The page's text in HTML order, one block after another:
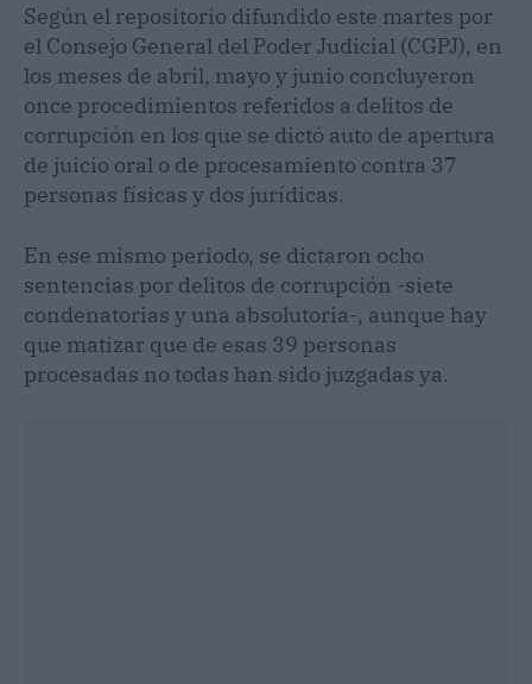
Según el repositorio difundido este martes por
el Consejo General del Poder Judicial (CGPJ), en
los meses de abril, mayo y junio concluyeron
once procedimientos referidos a delitos de
corrupción en los que se dictó auto de apertura
de juicio oral o de procesamiento contra 37
personas físicas y dos jurídicas.
En ese mismo periodo, se dictaron ocho
sentencias por delitos de corrupción -siete
condenatorias y una absolutoria-, aunque hay
que matizar que de esas 39 personas
procesadas no todas han sido juzgadas ya.